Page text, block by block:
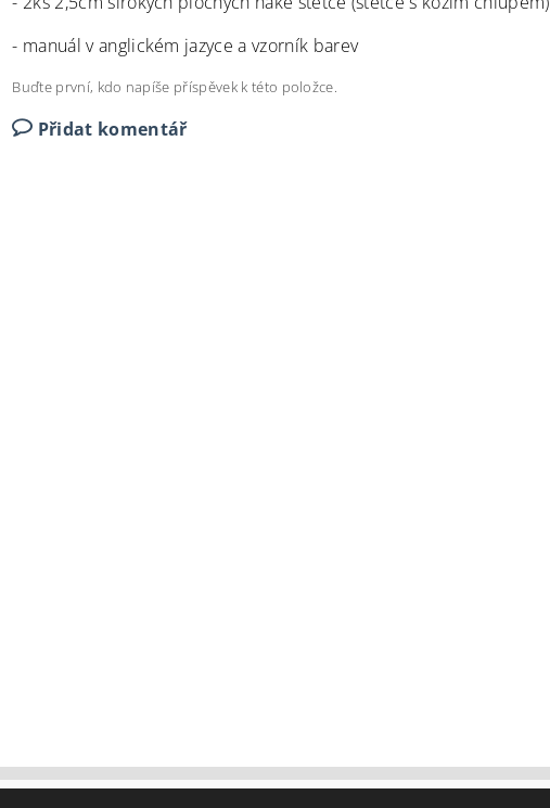
- manuál v anglickém jazyce a vzorník barev
Buďte první, kdo napíše příspěvek k této položce.
Přidat komentář